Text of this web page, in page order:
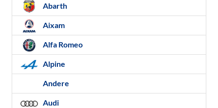
Abarth
Aixam
Alfa Romeo
Alpine
Andere
Audi